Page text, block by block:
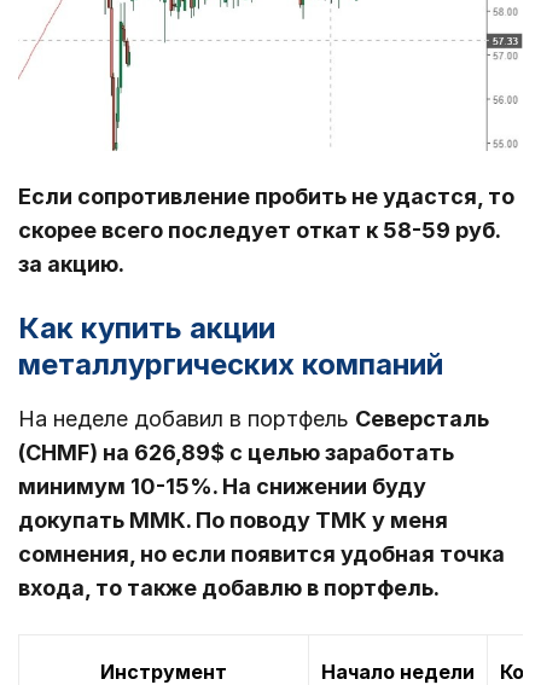
Если сопротивление пробить не удастся, то
скорее всего последует откат к 58-59 руб.
за акцию.
Как купить акции
металлургических компаний
На неделе добавил в портфель Северсталь
(CHMF) на 626,89$ с целью заработать
минимум 10-15%. На снижении буду
докупать ММК. По поводу ТМК у меня
сомнения, но если появится удобная точка
входа, то также добавлю в портфель.
Инструмент Начало недели